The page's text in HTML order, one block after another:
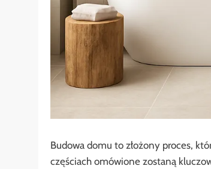
Budowa domu to złożony proces,
częściach omówione zostaną